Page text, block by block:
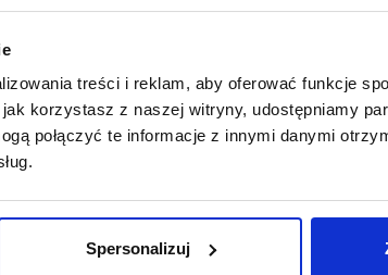
treści i reklam, aby oferować funkcje
korzystasz z naszej witryny, udostępniamy
połączyć te informacje z innymi danymi
Spersonalizuj
opakowania – butelki o pojemności 1L lub
je używać wielokrotnie i uzupełniać przy
Lomartire. Casa del Primitivo to miejsce,
Club – to holistyczna przestrzeń dla ciała
Filozofia ELMO łączy troskę o ciało
życia. Oferuje zajęcia na reformerach,
przez zajęcia mobility
także treningi personalne